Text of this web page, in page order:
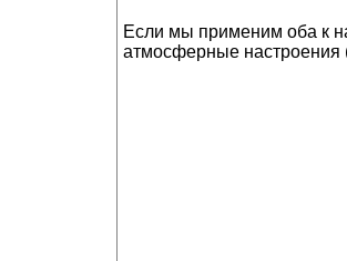
Если мы применим оба к
атмосферные настроения